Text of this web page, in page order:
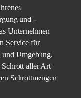
und -
Unternehmen
Service für
und Umgebung.
aller Art
Schrottmengen